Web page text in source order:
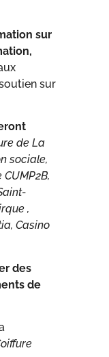
sur
sur
de La
sociale,
,
Casino
des
de